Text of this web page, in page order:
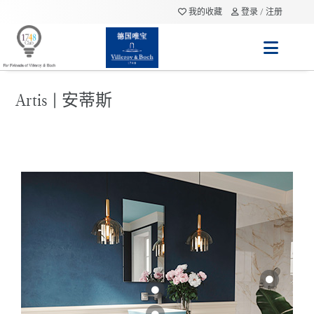
我的收藏 登录 / 注册
Artis | 安蒂斯

